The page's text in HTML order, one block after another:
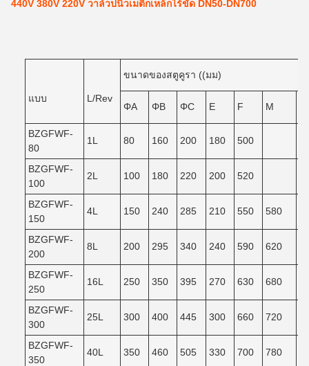
440V 380V 220V วาล์วปนิวเมติกเหล็กไร้ขัด DN50-DN700
แบบ L/Rev
ขนาดของสตูคูรา ((มม)
ΦA ΦB ΦC E F M
BZGFWF-
80
1L 80 160 200 180 500
BZGFWF-
100
2L 100 180 220 200 520
BZGFWF-
150
4L 150 240 285 210 550 580
BZGFWF-
200
8L 200 295 340 240 590 620
BZGFWF-
250
16L 250 350 395 270 630 680
BZGFWF-
300
25L 300 400 445 300 660 720
BZGFWF-
350
40L 350 460 505 330 700 780